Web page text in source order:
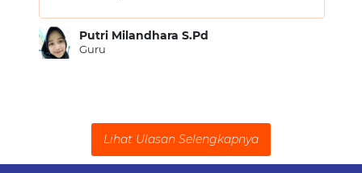
Putri Milandhara S.Pd
Guru
Lihat Ulasan Selengkapnya